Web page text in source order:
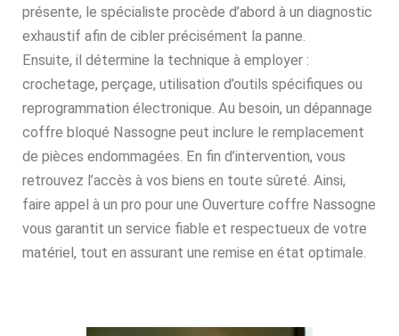
présente, le spécialiste procède d’abord à un diagnostic
exhaustif afin de cibler précisément la panne.
Ensuite, il détermine la technique à employer :
crochetage, perçage, utilisation d’outils spécifiques ou
reprogrammation électronique. Au besoin, un dépannage
coffre bloqué Nassogne peut inclure le remplacement
de pièces endommagées. En fin d’intervention, vous
retrouvez l’accès à vos biens en toute sûreté. Ainsi,
faire appel à un pro pour une Ouverture coffre Nassogne
vous garantit un service fiable et respectueux de votre
matériel, tout en assurant une remise en état optimale.